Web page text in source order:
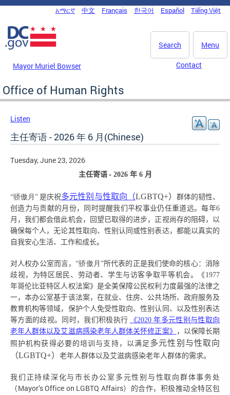
Skip to main content
DC Agency Top Menu
አማርኛ 中文 Français 한국어 Español Tiếng Việt
Menu
Search
Mayor Muriel Bowser Contact
Office of Human Rights
Listen
主任寄语 - 2026 年 6 月(Chinese)
Tuesday, June 23, 2026
主任寄语 - 2026 年6 月
“骄傲月” 是庆祝多元性别与性取向（LGBTQ+） 群体的韧性、
创造力与贡献的月份，同时提醒我们平权事业仍任重道远。每年6
月，我们都会借此机会，回望已取得的进步，正视尚存的阻碍，以
确保每个人，无论其性取向、性别认同或性别表达，都能以真实的
自我安心生活、工作和成长。
对人权办公室而言，“骄傲月”所代表的正是我们使命的核心：消除
歧视，为特区居民、劳动者、学生与访客争取平等机会。《 1977
年哥伦比亚特区人权法案》是全美保障公民权利力度最强的法律之
一，本办公室基于该法案，在就业、住房、公共场所、政府服务及
教育机构等领域，保护个人免受性取向、性别认同、以及性别表达
等方面的歧视。同时，我们积极执行
《2020年多元性别与性取向
老年人群体以及艾滋病感染老年人群体关怀修正案》 ，以保障长期
照护机构获得必要的培训与支持，以满足 多元性别与性取向
（LGBTQ+） 老年人群体以及艾滋病感染老年人群体的需求。
我们正持续深化与市长办公室多元性别与性取向群体事务处
（ Mayor’s Office on LGBTQ Affairs）的合作，积极推动全特区包